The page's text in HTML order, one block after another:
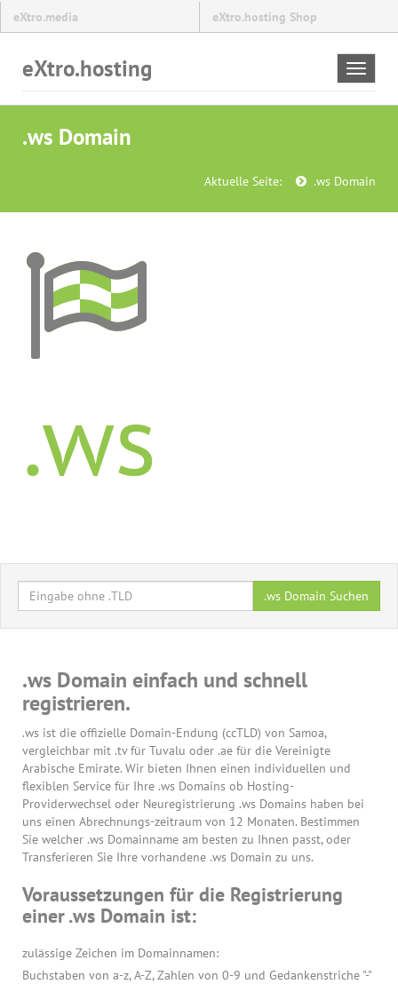
eXtro.media eXtro.hosting Shop
Toggle
eXtro.hosting
.ws Domain
Aktuelle Seite: .ws Domain
.ws
.ws Domain Suchen
.ws Domain einfach und schnell
registrieren.
.ws ist die offizielle Domain-Endung (ccTLD) von Samoa,
vergleichbar mit .tv für Tuvalu oder .ae für die Vereinigte
Arabische Emirate. Wir bieten Ihnen einen individuellen und
flexiblen Service für Ihre .ws Domains ob Hosting-
Providerwechsel oder Neuregistrierung .ws Domains haben bei
uns einen Abrechnungs-zeitraum von 12 Monaten. Bestimmen
Sie welcher .ws Domainname am besten zu Ihnen passt, oder
Transferieren Sie Ihre vorhandene .ws Domain zu uns.
Voraussetzungen für die Registrierung
einer .ws Domain ist:
zulässige Zeichen im Domainnamen:
Buchstaben von a-z, A-Z, Zahlen von 0-9 und Gedankenstriche "-"